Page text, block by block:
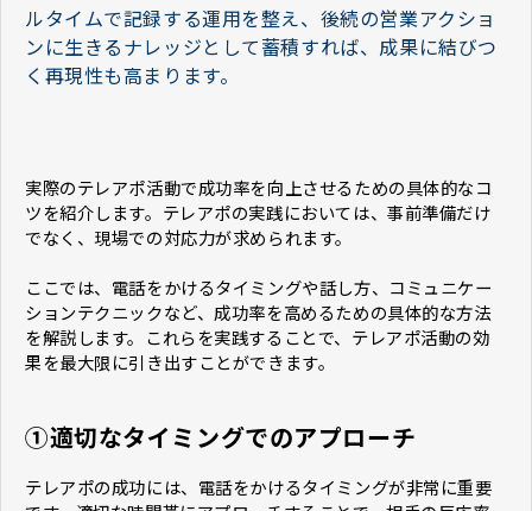
ルタイムで記録する運用を整え、後続の営業アクショ
ンに生きるナレッジとして蓄積すれば、成果に結びつ
く再現性も高まります。
実際のテレアポ活動で成功率を向上させるための具体的なコ
ツを紹介します。テレアポの実践においては、事前準備だけ
でなく、現場での対応力が求められます。
ここでは、電話をかけるタイミングや話し方、コミュニケー
ションテクニックなど、成功率を高めるための具体的な方法
を解説します。これらを実践することで、テレアポ活動の効
果を最大限に引き出すことができます。
①適切なタイミングでのアプローチ
テレアポの成功には、電話をかけるタイミングが非常に重要